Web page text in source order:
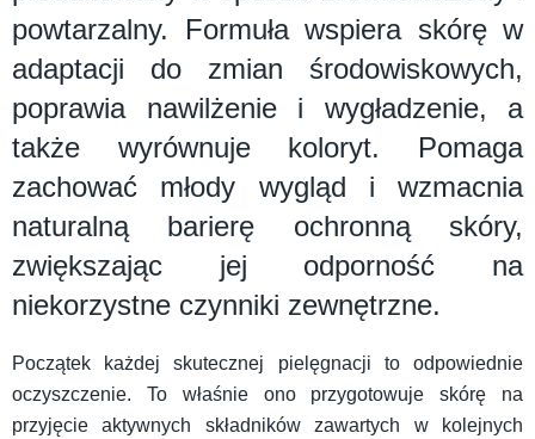
powtarzalny. Formuła wspiera skórę w
adaptacji do zmian środowiskowych,
poprawia nawilżenie i wygładzenie, a
także wyrównuje koloryt. Pomaga
zachować młody wygląd i wzmacnia
naturalną barierę ochronną skóry,
zwiększając jej odporność na
niekorzystne czynniki zewnętrzne.
Początek każdej skutecznej pielęgnacji to odpowiednie
oczyszczenie. To właśnie ono przygotowuje skórę na
przyjęcie aktywnych składników zawartych w kolejnych